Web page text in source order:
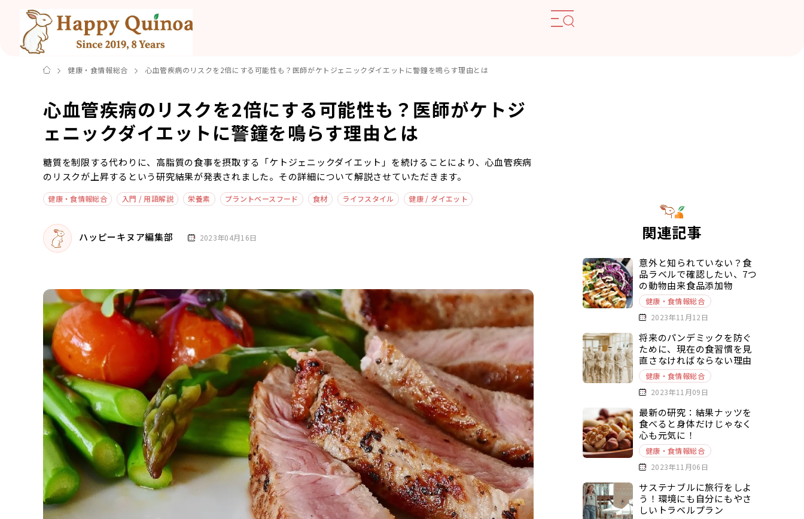
健康・食情報総合 心血管疾病のリスクを2倍にする可能性も？医師がケトジェニックダイエットに警鐘を鳴らす理由とは
心血管疾病のリスクを2倍にする可能性も？医師がケトジ
ェニックダイエットに警鐘を鳴らす理由とは
糖質を制限する代わりに、高脂質の食事を摂取する「ケトジェニックダイエット」を続けることにより、心血管疾病
のリスクが上昇するという研究結果が発表されました。その詳細について解説させていただきます。
健康・食情報総合 入門 / 用語解説 栄養素 プラントベースフード 食材 ライフスタイル 健康 / ダイエット
ハッピーキヌア編集部 2023年04月16日 関連記事
意外と知られていない？食
品ラベルで確認したい、7つ
の動物由来食品添加物
健康・食情報総合
2023年11月12日
将来のパンデミックを防ぐ
ために、現在の食習慣を見
直さなければならない理由
健康・食情報総合
2023年11月09日
最新の研究：結果ナッツを
食べると身体だけじゃなく
心も元気に！
健康・食情報総合
2023年11月06日
サステナブルに旅行をしよ
う！環境にも自分にもやさ
しいトラベルプラン